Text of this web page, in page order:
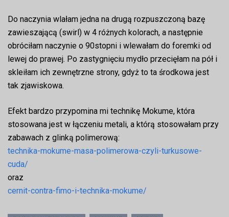
Do naczynia wlałam jedna na drugą rozpuszczoną bazę
zawieszającą (swirl) w 4 różnych kolorach, a następnie
obróciłam naczynie o 90stopni i wlewałam do foremki od
lewej do prawej. Po zastygnięciu mydło przecięłam na pół i
skleiłam ich zewnętrzne strony, gdyż to ta środkowa jest
tak zjawiskowa.
Efekt bardzo przypomina mi technikę Mokume, która
stosowana jest w łączeniu metali, a którą stosowałam przy
zabawach z glinką polimerową:
technika-mokume-masa-polimerowa-czyli-turkusowe-
cuda/
oraz
cernit-contra-fimo-i-technika-mokume/